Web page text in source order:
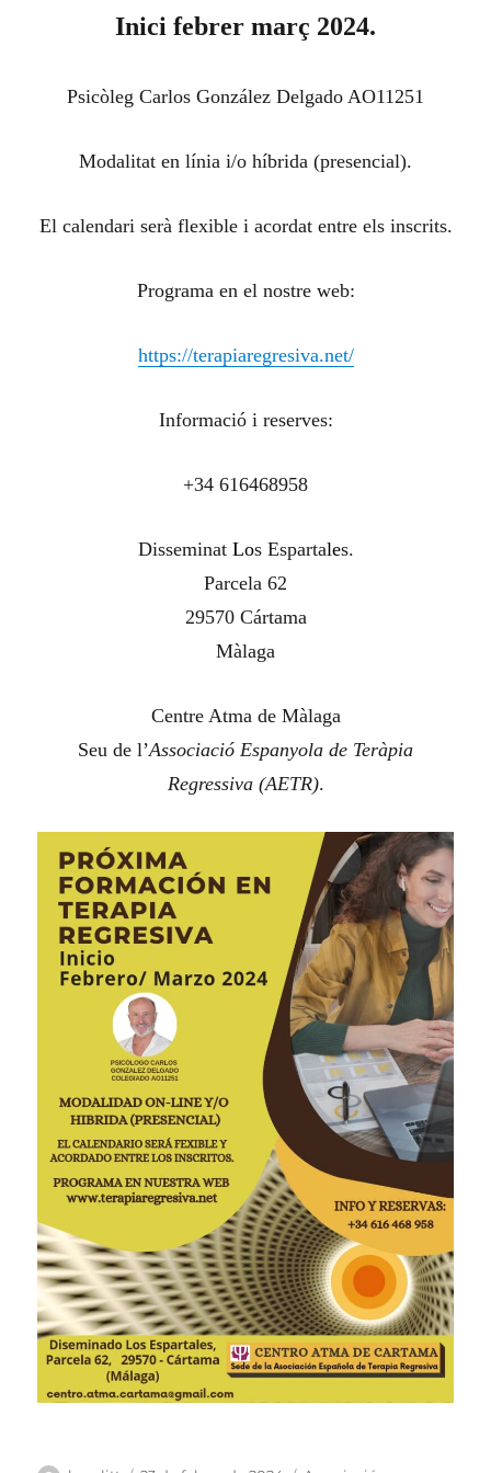
Inici febrer març 2024.
Psicòleg Carlos González Delgado AO11251
Modalitat en línia i/o híbrida (presencial).
El calendari serà flexible i acordat entre els inscrits.
Programa en el nostre web:
https://terapiaregresiva.net/
Informació i reserves:
+34 616468958
Disseminat Los Espartales.
Parcela 62
29570 Cártama
Màlaga
Centre Atma de Màlaga
Seu de l’Associació Espanyola de Teràpia
Regressiva (AETR).